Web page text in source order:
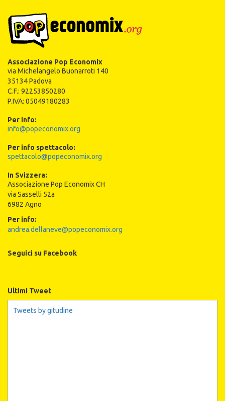
Associazione Pop Economix
via Michelangelo Buonarroti 140
35134 Padova
C.F.: 92253850280
P.IVA: 05049180283
Per info:
info@popeconomix.org
Per info spettacolo:
spettacolo@popeconomix.org
In Svizzera:
Associazione Pop Economix CH
via Sasselli 52a
6982 Agno
Per info:
andrea.dellaneve@popeconomix.org
Seguici su Facebook
Ultimi Tweet
Tweets by gitudine